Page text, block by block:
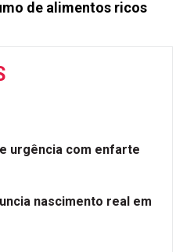
de alimentos ricos
urgência com enfarte
nascimento real em